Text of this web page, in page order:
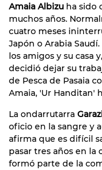
Amaia Albizu ha sido
muchos años.
cuatro meses
Japón o Arabia
los amigos y su casa
decidió dejar su
de Pesca de Pasaia
Amaia, 'Ur Handitan'
La ondarrutarra
oficio en la sangre y
afirma que es difícil
pasar tres años en la
formó parte de la